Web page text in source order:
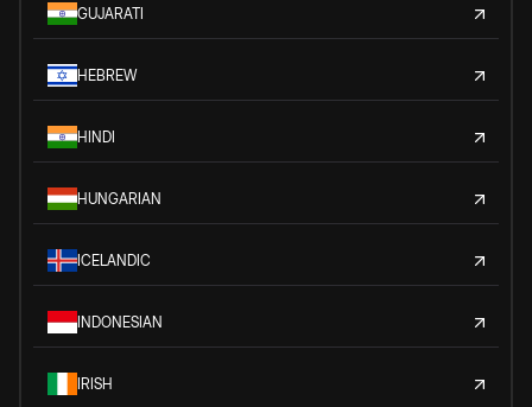
GUJARATI
HEBREW
HINDI
HUNGARIAN
ICELANDIC
INDONESIAN
IRISH